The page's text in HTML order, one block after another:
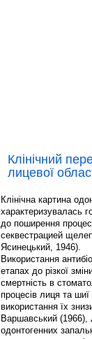
Клінічний
лицевої
Клінічна картина
характеризувалась
до поширення
секвестрацией
Ясинецький, 1946).
Використання
етапах до різкої
смертність в
процесів лиця та шиї
використання їх
Варшавський (1966),
одонтогенних